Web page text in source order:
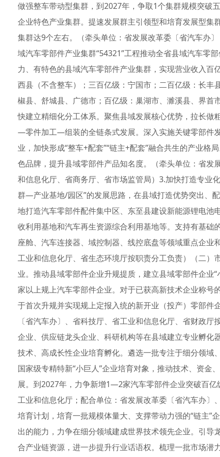
做强整车带动型集群，到2027年，争取1个集群规模突
企业特色产业集群。提速发展群主引领型和培育发展型
集群达9个左右。（牵头单位：省发展改革委〔省汽车办
域汽车零部件产业集群“54321”工程推动全省县域汽车零
力、有特色的县域汽车零部件产业集群，实现营业收入
西县（不含整车）；三百亿级：宁国市；二百亿级：长
椒县、舒城县、广德市；百亿级：巢湖市、濉溪县、界
快建立精细化分工体系。聚焦县域发展核心优势，拉长
—零件加工—组装的全链条式发展。深入实施关键零部件
业，加快形成“整车+配套”“链主+配套”融合共生的产业
色品牌，提升县域零部件产品知名度。（牵头单位：省
和信息化厅、省商务厅、省市场监管局）3.加快打造专
群—产业基地/园区”的发展思路，在县域打造优势突出、
地打造汽车零部件配件集中区、东至县建设新能源锂电
收利用基地和汽车再生资源综合利用基地等。支持有基
座舱、汽车连接器、域控制器、线控底盘等领域重点企
工业和信息化厅、省生态环境厅按职责分工负责）（二
业。推动县域零部件企业升规提质，建立县域零部件企业
家以上规上汽车零部件企业。对于已获高新技术企业称
于首次升规并实现规上定报入统的新开业（投产）零部
〔省汽车办〕、省科技厅、省工业和信息化厅、省财政
企业、供应链龙头企业、科研机构等在县域建立专业孵
技术、高成长性企业培育孵化。遴选一批专注于细分领
国家级专精特新“小巨人”企业培育对象，推动技术、资金
展。到2027年，力争新增1—2家汽车零部件企业突破百
工业和信息化厅；配合单位：省发展改革委〔省汽车办〕
培育计划，培育一批规模体量大、支撑带动力强的“链主”
出的能力，力争在细分领域建成世界技术领先企业。引
合产业链资源，进一步提升行业话语权。梳理一批市场